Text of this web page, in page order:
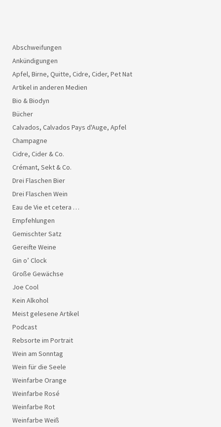
Abschweifungen
Ankündigungen
Apfel, Birne, Quitte, Cidre, Cider, Pet Nat
Artikel in anderen Medien
Bio & Biodyn
Bücher
Calvados, Calvados Pays d'Auge, Apfel
Champagne
Cidre, Cider & Co.
Crémant, Sekt & Co.
Drei Flaschen Bier
Drei Flaschen Wein
Eau de Vie et cetera …
Empfehlungen
Gemischter Satz
Gereifte Weine
Gin o’ Clock
Große Gewächse
Joe Cool
Kein Alkohol
Meist gelesene Artikel
Podcast
Rebsorte im Portrait
Wein am Sonntag
Wein für die Seele
Weinfarbe Orange
Weinfarbe Rosé
Weinfarbe Rot
Weinfarbe Weiß